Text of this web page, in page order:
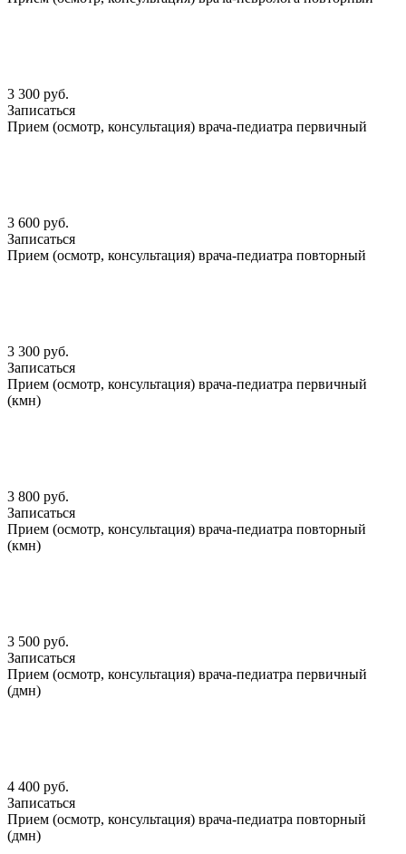
3 300 руб.
Записаться
Прием (осмотр, консультация) врача-педиатра первичный
3 600 руб.
Записаться
Прием (осмотр, консультация) врача-педиатра повторный
3 300 руб.
Записаться
Прием (осмотр, консультация) врача-педиатра первичный
(кмн)
3 800 руб.
Записаться
Прием (осмотр, консультация) врача-педиатра повторный
(кмн)
3 500 руб.
Записаться
Прием (осмотр, консультация) врача-педиатра первичный
(дмн)
4 400 руб.
Записаться
Прием (осмотр, консультация) врача-педиатра повторный
(дмн)